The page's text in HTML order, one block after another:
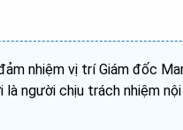
nhiệm vị trí Giám đốc
là người chịu trách nhiệm